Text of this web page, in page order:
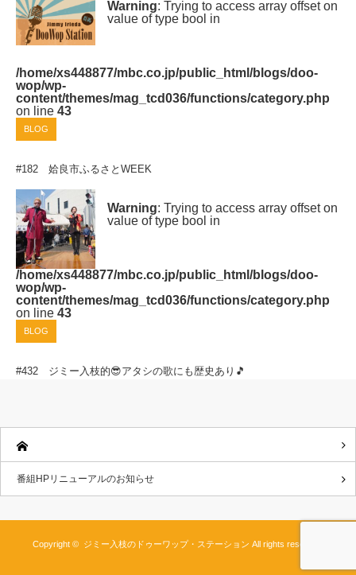
Warning: Trying to access array offset on
value of type bool in
/home/xs448877/mbc.co.jp/public_html/blogs/doo-
wop/wp-
content/themes/mag_tcd036/functions/category.php
on line 43
BLOG
#182 姶良市ふるさとWEEK
Warning: Trying to access array offset on
value of type bool in
/home/xs448877/mbc.co.jp/public_html/blogs/doo-
wop/wp-
content/themes/mag_tcd036/functions/category.php
on line 43
BLOG
#432 ジミー入枝的😎アタシの歌にも歴史あり🎵
番組HPリニューアルのお知らせ
Copyright © ジミー入枝のドゥーワップ・ステーション All rights reserved.